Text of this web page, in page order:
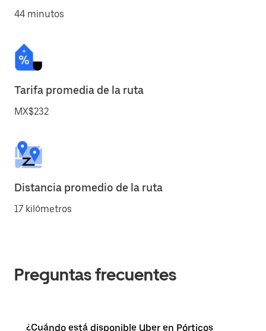
44 minutos
Tarifa promedia de la ruta
MX$232
Distancia promedio de la ruta
17 kilómetros
Preguntas frecuentes
¿Cuándo está disponible Uber en Pórticos